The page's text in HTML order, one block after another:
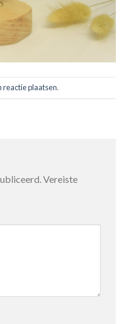
reactie plaatsen.
Vereiste